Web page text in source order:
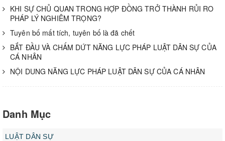
KHI SỰ CHỦ QUAN TRONG HỢP ĐỒNG TRỞ THÀNH RỦI RO
PHÁP LÝ NGHIÊM TRỌNG?
Tuyên bố mất tích, tuyên bố là đã chết
BẮT ĐẦU VÀ CHẤM DỨT NĂNG LỰC PHÁP LUẬT DÂN SỰ CỦA
CÁ NHÂN
NỘI DUNG NĂNG LỰC PHÁP LUẬT DÂN SỰ CỦA CÁ NHÂN
Danh Mục
LUẬT DÂN SỰ